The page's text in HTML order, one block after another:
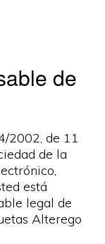
de
2002, de 11
de la
está
legal de
Alterego